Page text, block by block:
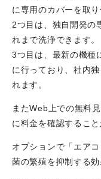
に専用のカバーを取り
2つ目は、独自開発の
れまで洗浄できます。
3つ目は、最新の機種
に行っており、社内
れます。
またWeb上での無料
に料金を確認すること
オプションで「エア
菌の繁殖を抑制する